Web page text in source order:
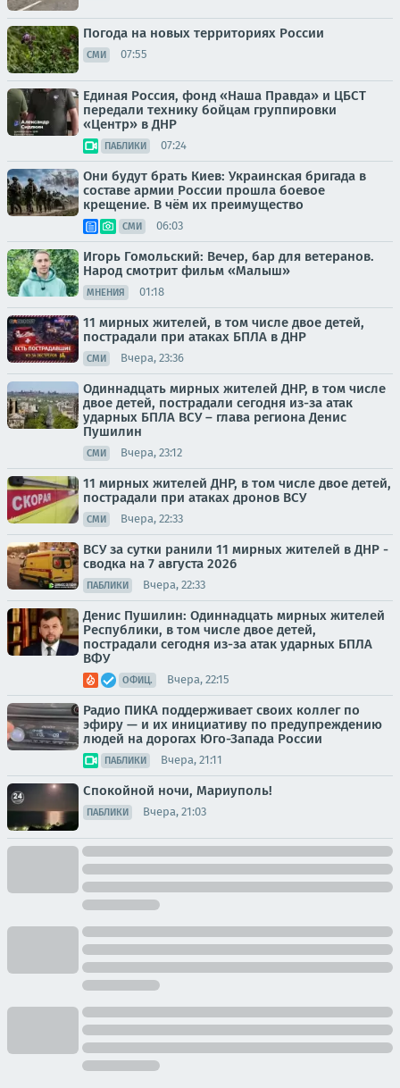
Погода на новых территориях России
СМИ 07:55
Единая Россия, фонд «Наша Правда» и ЦБСТ
передали технику бойцам группировки
«Центр» в ДНР
ПАБЛИКИ 07:24
Они будут брать Киев: Украинская бригада в
составе армии России прошла боевое
крещение. В чём их преимущество
СМИ 06:03
Игорь Гомольский: Вечер, бар для ветеранов.
Народ смотрит фильм «Малыш»
МНЕНИЯ 01:18
11 мирных жителей, в том числе двое детей,
пострадали при атаках БПЛА в ДНР
СМИ Вчера, 23:36
Одиннадцать мирных жителей ДНР, в том числе
двое детей, пострадали сегодня из-за атак
ударных БПЛА ВСУ – глава региона Денис
Пушилин
СМИ Вчера, 23:12
11 мирных жителей ДНР, в том числе двое детей,
пострадали при атаках дронов ВСУ
СМИ Вчера, 22:33
ВСУ за сутки ранили 11 мирных жителей в ДНР -
сводка на 7 августа 2026
ПАБЛИКИ Вчера, 22:33
Денис Пушилин: Одиннадцать мирных жителей
Республики, в том числе двое детей,
пострадали сегодня из-за атак ударных БПЛА
ВФУ
ОФИЦ. Вчера, 22:15
Радио ПИКА поддерживает своих коллег по
эфиру — и их инициативу по предупреждению
людей на дорогах Юго-Запада России
ПАБЛИКИ Вчера, 21:11
Спокойной ночи, Мариуполь!
ПАБЛИКИ Вчера, 21:03